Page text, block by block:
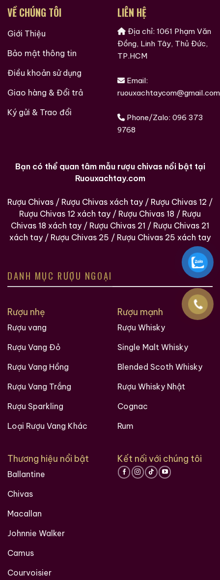
VỀ CHÚNG TÔI
Giới Thiệu
Bảo mật thông tin
Điều khoản sử dụng
Giao hàng & Đổi trả
Ký gửi & Trao đổi
LIÊN HỆ
Địa chỉ: 1061 Phạm Văn
Đồng, Linh Tây, Thủ Đức,
TP.HCM
Email:
ruouxachtaycom@gmail.com
Phone/Zalo: 096 373
9768
Bạn có thể quan tâm mẫu rượu chivas nổi bật tại
Ruouxachtay.com
Rượu Chivas / Rượu Chivas xách tay / Rượu Chivas 12 /
Rượu Chivas 12 xách tay / Rượu Chivas 18 / Rượu
Chivas 18 xách tay / Rượu Chivas 21 / Rượu Chivas 21
xách tay / Rượu Chivas 25 / Rượu Chivas 25 xách tay
DANH MỤC RƯỢU NGOẠI
Rượu nhẹ
Rượu vang
Rượu Vang Đỏ
Rượu Vang Hồng
Rượu Vang Trắng
Rượu Sparkling
Loại Rượu Vang Khác
Rượu mạnh
Rượu Whisky
Single Malt Whisky
Blended Scoth Whisky
Rượu Whisky Nhật
Cognac
Rum
Thương hiệu nổi bật
Ballantine
Chivas
Macallan
Johnnie Walker
Camus
Courvoisier
Kết nối với chúng tôi